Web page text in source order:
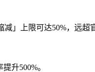
」上限可达50%，远超
升500%。